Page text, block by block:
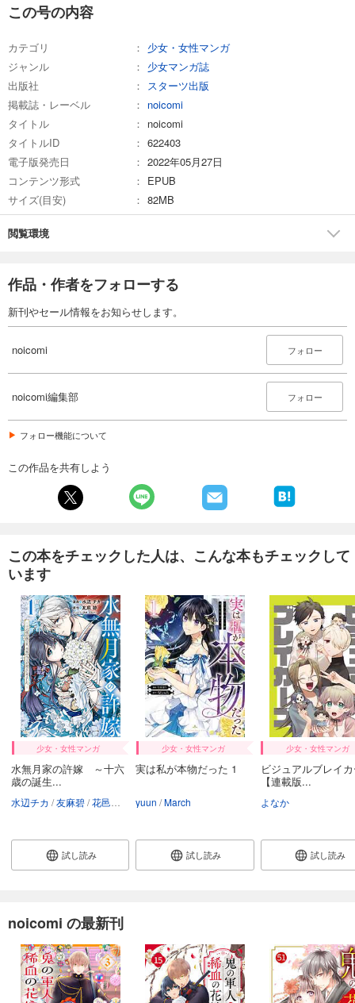
noicomi vol.158
あらすじを表示する
noicomi vol.157
あらすじを表示する
あらすじを表示する
カート
試し読み
550円 (税込)
カート
試し読み
あらすじを表示する
noicomi vol.152
440円 (税込)
カート
試し読み
あらすじを表示する
noicomi vol.151
試し読み
noicomi vol.150
440 円 (税込)
カート
試し読み
あらすじを表示する
この号の内容
カテゴリ
少女・女性マンガ
ジャンル
少女マンガ誌
出版社
スターツ出版
掲載誌・レーベル
noicomi
タイトル
noicomi
タイトルID
622403
電子版発売日
2022年05月27日
コンテンツ形式
EPUB
サイズ(目安)
82MB
閲覧環境
作品・作者をフォローする
新刊やセール情報をお知らせします。
noicomi フォロー
noicomi編集部 フォロー
フォロー機能について
この作品を共有しよう
この本をチェックした人は、こんな本もチェックして
います
少女・女性マンガ
水無月家の許嫁 ～十六
歳の誕生...
水辺チカ 友麻碧 花邑まい
試し読み
少女・女性マンガ
実は私が本物だった 1
yuun March
試し読み
少女・女性マンガ
ビジュアルブレイ
【連載版...
よなか
試し読み
noicomi の最新刊